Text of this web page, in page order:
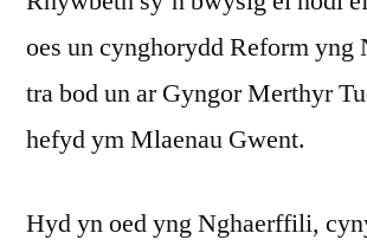
oes un cynghorydd Reform yng
tra bod un ar Gyngor Merthyr
hefyd ym Mlaenau Gwent.
Hyd yn oed yng Nghaerffili,